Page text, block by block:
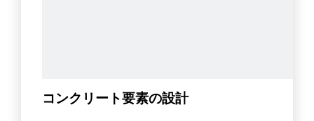
コンクリート要素の設計